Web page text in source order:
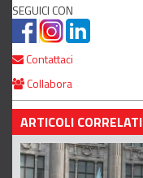
SEGUICI CON
Contattaci
Collabora
ARTICOLI CORRELATI